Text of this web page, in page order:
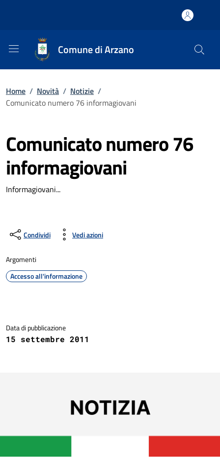
Comune di Arzano
Home / Novità / Notizie /
Comunicato numero 76 informagiovani
Comunicato numero 76
informagiovani
Informagiovani...
Condividi Vedi azioni
Argomenti
Accesso all'informazione
Data di pubblicazione
15 settembre 2011